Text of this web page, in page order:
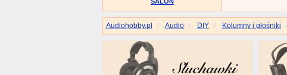
Audiohobby.pl Audio DIY Kolumny i głośniki